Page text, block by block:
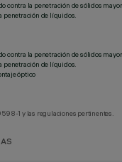
contra la penetración de sólidos
penetración de líquidos.
contra la penetración de sólidos
penetración de líquidos.
óptico
1 y las regulaciones pertinentes.